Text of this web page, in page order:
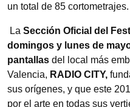
un total de 85 cortometrajes.
La Sección Oficial del
domingos y lunes de
pantallas del local más
Valencia, RADIO CITY,
sus orígenes, y que este
por el arte en todas sus